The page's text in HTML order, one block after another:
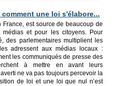
une loi s'élabore...
France, est source de beaucoup de
médias et pour les citoyens. Pour
des parlementaires multiplient les
adressent aux médias locaux :
les communiqués de presse des
à mettre en avant leurs
ne va pas toujours percevoir la
de loi et une loi que nul n’est